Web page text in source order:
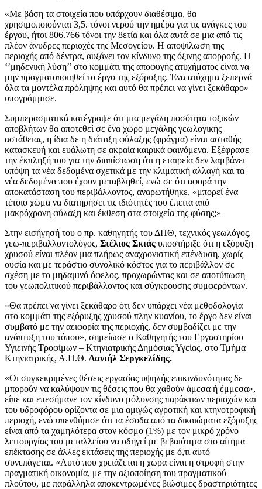
«Με βάση τα στοιχεία που υπάρχουν διαθέσιμα, θα
χρησιμοποιούνται 3,5. τόνοι νερού την ημέρα για τις ανάγκες του
έργου, ήτοι 806.766 τόνοι την 8ετία και όλα αυτά σε μια από τις
πλέον άνυδρες περιοχές της Μεσογείου. Η αποψίλωση της
περιοχής από δέντρα, αυξάνει τον κίνδυνο της όξινης απορροής. Η
‘’μηδενική λύση’’ στο κομμάτι της αποφυγής ατυχήματος είναι να
μην πραγματοποιηθεί το έργο της εξόρυξης. Ένα ατύχημα ξεπερνά
όλα τα μοντέλα πρόληψης και αυτό θα πρέπει να γίνει ξεκάθαρο»
υπογράμμισε.
Συμπερασματικά κατέγραψε ότι μια μεγάλη ποσότητα τοξικών
αποβλήτων θα αποτεθεί σε ένα χώρο μεγάλης γεωλογικής
αστάθειας, η ίδια δε η διάταξη φύλαξης (φράγμα) είναι ασταθής
κατασκευή και ευάλωτη σε ακραία καιρικά φαινόμενα. Εξέφρασε
την έκπληξή του για την διαπίστωση ότι η εταιρεία δεν λαμβάνει
υπόψη τα νέα δεδομένα σχετικά με την κλιματική αλλαγή και τα
νέα δεδομένα που έχουν μεταβληθεί, ενώ σε ότι αφορά την
αποκατάσταση του περιβάλλοντος, αναρωτήθηκε, «μπορεί ένα
τέτοιο χώμα να διατηρήσει τις ιδιότητές του έπειτα από
μακρόχρονη φύλαξη και έκθεση στα στοιχεία της φύσης;»
Στην εισήγησή του ο πρ. καθηγητής του ΔΠΘ, τεχνικός γεωλόγος,
γεω-περιβαλλοντολόγος, Στέλιος Σκιάς υποστήριξε ότι η εξόρυξη
χρυσού είναι πλέον μια πλήρως αναχρονιστική επένδυση, χωρίς
ουσία και με τεράστιο συνολικό κόστος για το περιβάλλον σε
σχέση με το μηδαμινό όφελος, προχωρώντας και σε αποτύπωση
του γεωπολιτικού περιβάλλοντος και σύγκρουσης συμφερόντων.
«Θα πρέπει να γίνει ξεκάθαρο ότι δεν υπάρχει νέα μεθοδολογία
στο κομμάτι της εξόρυξης χρυσού πλην κυανίου, το έργο δεν είναι
συμβατό με την αειφορία της περιοχής, δεν συμβαδίζει με την
ανάπτυξη του τόπου», σημείωσε ο Καθηγητής του Εργαστηρίου
Υγιεινής Τροφίμων – Κτηνιατρικής Δημόσιας Υγείας, στο Τμήμα
Κτηνιατρικής, Α.Π.Θ. Δανιήλ Σεργκελίδης.
«Οι συγκεκριμένες θέσεις εργασίας υψηλής επικινδυνότητας δε
μπορούν να καλύψουν τις θέσεις που θα χαθούν άμεσα ή έμμεσα»,
είπε και επεσήμανε τον κίνδυνο μόλυνσης παράκτιων περιοχών και
του υδροφόρου ορίζοντα σε μια αμιγώς αγροτική και κτηνοτροφική
περιοχή, ενώ υπενθύμισε ότι τα έσοδα από τα δικαιώματα εξόρυξης
είναι από τα χαμηλότερα στον κόσμο (1%) με τον μικρό χρόνο
λειτουργίας του μεταλλείου να οδηγεί με βεβαιότητα στο αίτημα
επέκτασης σε άλλες εκτάσεις της περιοχής με ό,τι αυτό
συνεπάγεται. «Αυτό που χρειάζεται η χώρα είναι η στροφή στην
πραγματική οικονομία, με την αξιοποίηση του πραγματικού
πλούτου, με παράλληλα αποκεντρωμένες βιώσιμες δραστηριότητες